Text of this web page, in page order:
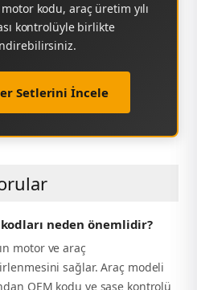
kodu, araç üretim yılı
kontrolüyle birlikte
Setlerini İncele
neden önemlidir?
motor ve araç
sağlar. Araç modeli
OEM kodu ve şase kontrolü